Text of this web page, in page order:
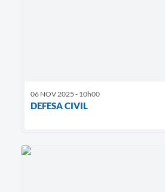
06 NOV 2025 - 10h00
DEFESA CIVIL